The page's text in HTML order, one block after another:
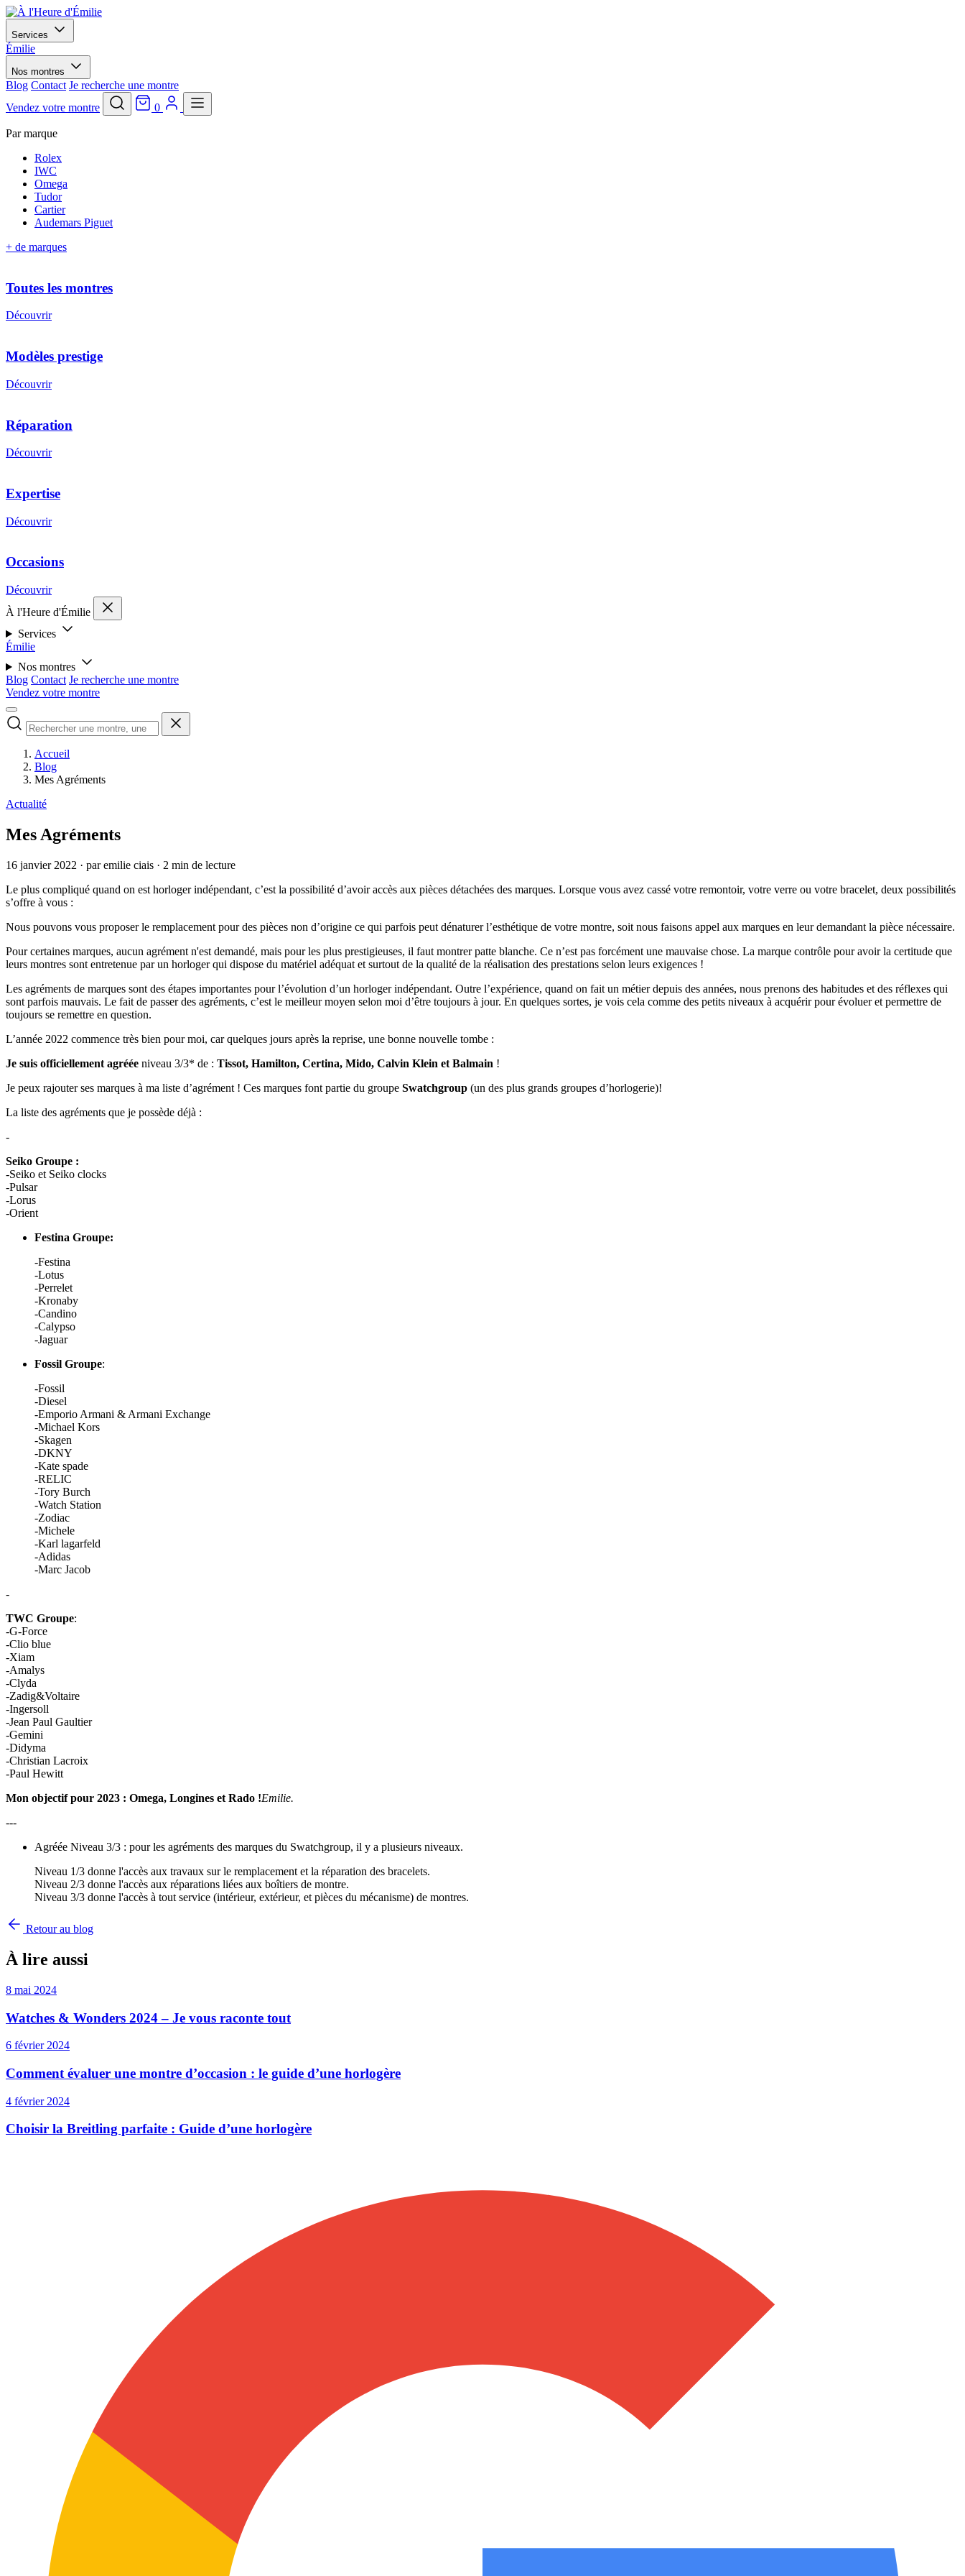
Services
Émilie
Nos montres
Blog Contact Je recherche une montre
Vendez votre montre
0
Par marque
Rolex
IWC
Omega
Tudor
Cartier
Audemars Piguet
+ de marques
Toutes les montres
Découvrir
Modèles prestige
Découvrir
Réparation
Découvrir
Expertise
Découvrir
Occasions
Découvrir
À l'Heure d'Émilie
Services
Émilie
Nos montres
Blog Contact Je recherche une montre
Vendez votre montre
Accueil
Blog
Mes Agréments
Actualité
Mes Agréments
16 janvier 2022 · par emilie ciais · 2 min de lecture
Le plus compliqué quand on est horloger indépendant, c’est la possibilité d’avoir accès aux pièces détachées des marques. Lorsque vous avez cassé votre remontoir, votre verre ou votre bracelet, deux possibilités
s’offre à vous :
Nous pouvons vous proposer le remplacement pour des pièces non d’origine ce qui parfois peut dénaturer l’esthétique de votre montre, soit nous faisons appel aux marques en leur demandant la pièce nécessaire.
Pour certaines marques, aucun agrément n'est demandé, mais pour les plus prestigieuses, il faut montrer patte blanche. Ce n’est pas forcément une mauvaise chose. La marque contrôle pour avoir la certitude que
leurs montres sont entretenue par un horloger qui dispose du matériel adéquat et surtout de la qualité de la réalisation des prestations selon leurs exigences !
Les agréments de marques sont des étapes importantes pour l’évolution d’un horloger indépendant. Outre l’expérience, quand on fait un métier depuis des années, nous prenons des habitudes et des réflexes qui
sont parfois mauvais. Le fait de passer des agréments, c’est le meilleur moyen selon moi d’être toujours à jour. En quelques sortes, je vois cela comme des petits niveaux à acquérir pour évoluer et permettre de
toujours se remettre en question.
L’année 2022 commence très bien pour moi, car quelques jours après la reprise, une bonne nouvelle tombe :
Je suis officiellement agréée niveau 3/3* de : Tissot, Hamilton, Certina, Mido, Calvin Klein et Balmain !
Je peux rajouter ses marques à ma liste d’agrément ! Ces marques font partie du groupe Swatchgroup (un des plus grands groupes d’horlogerie)!
La liste des agréments que je possède déjà :
-
Seiko Groupe :
-Seiko et Seiko clocks
-Pulsar
-Lorus
-Orient
Festina Groupe:
-Festina
-Lotus
-Perrelet
-Kronaby
-Candino
-Calypso
-Jaguar
Fossil Groupe:
-Fossil
-Diesel
-Emporio Armani & Armani Exchange
-Michael Kors
-Skagen
-DKNY
-Kate spade
-RELIC
-Tory Burch
-Watch Station
-Zodiac
-Michele
-Karl lagarfeld
-Adidas
-Marc Jacob
-
TWC Groupe:
-G-Force
-Clio blue
-Xiam
-Amalys
-Clyda
-Zadig&Voltaire
-Ingersoll
-Jean Paul Gaultier
-Gemini
-Didyma
-Christian Lacroix
-Paul Hewitt
Mon objectif pour 2023 : Omega, Longines et Rado !Emilie.
---
Agréée Niveau 3/3 : pour les agréments des marques du Swatchgroup, il y a plusieurs niveaux.
Niveau 1/3 donne l'accès aux travaux sur le remplacement et la réparation des bracelets.
Niveau 2/3 donne l'accès aux réparations liées aux boîtiers de montre.
Niveau 3/3 donne l'accès à tout service (intérieur, extérieur, et pièces du mécanisme) de montres.
Retour au blog
À lire aussi
8 mai 2024
Watches & Wonders 2024 – Je vous raconte tout
6 février 2024
Comment évaluer une montre d’occasion : le guide d’une horlogère
4 février 2024
Choisir la Breitling parfaite : Guide d’une horlogère